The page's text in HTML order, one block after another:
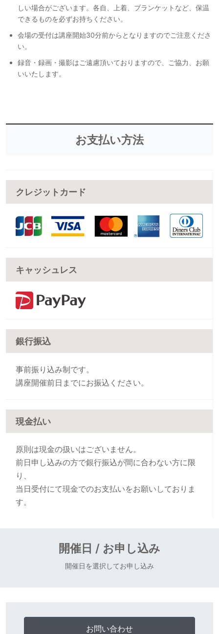
しい場合がございます。各自、上着、ブランケットなど、保温
できるものを必ずお持ちください。
会場の受付は講座開始30分前からとなりますのでご注意くださ
い。
録音・録画・撮影はご遠慮頂いておりますので、ご協力、お願
いいたします。
お支払い方法
クレジットカード
キャッシュレス
銀行振込
事前振り込み制です。
講座開催前日までにお振込ください。
現金払い
原則は現金の扱いはございません。
前日申し込みの方で銀行振込が間に合わない方に限
り、
当日受付にて現金でのお支払いをお願いしておりま
す。
開催日 / お申し込み
開催日を選択してお申し込み
お問い合わせ